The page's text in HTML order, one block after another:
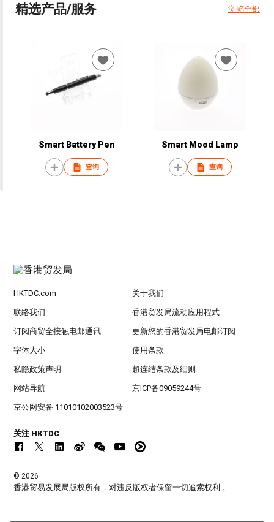
精选产品/服务 浏览全部
Smart Battery Pen
查询
Smart Mood Lamp
查询
HKTDC.com 关于我们
联络我们 香港贸发局流动应用程式
订阅商贸全接触电邮通讯 更新您的香港贸发局电邮订阅
字体大小 使用条款
私隐政策声明 超连结条款及细则
网站导航 京ICP备09059244号
京公网安备 11010102003523号
关注 HKTDC
© 2026
香港贸易发展局版权所有，对违反版权者保留一切追索权利 。